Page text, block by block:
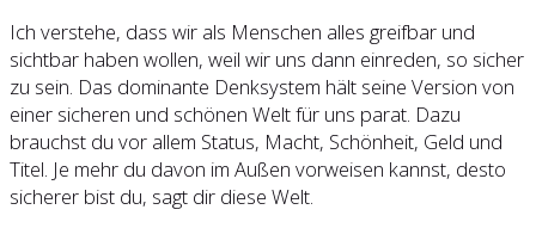
Ich verstehe, dass wir als Menschen alles greifbar und
sichtbar haben wollen, weil wir uns dann einreden, so sicher
zu sein. Das dominante Denksystem hält seine Version von
einer sicheren und schönen Welt für uns parat. Dazu
brauchst du vor allem Status, Macht, Schönheit, Geld und
Titel. Je mehr du davon im Außen vorweisen kannst, desto
sicherer bist du, sagt dir diese Welt.